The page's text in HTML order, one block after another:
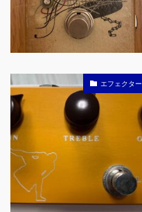
エフェクター